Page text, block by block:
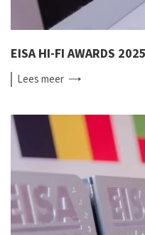
EISA HI-FI AWARDS
Leesmeer